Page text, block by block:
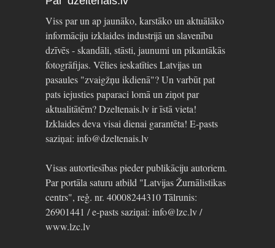
Viss par un ap jaunāko, karstāko un aktuālāko
informāciju izklaides industrijā un slavenību
dzīvēs - skandāli, stāsti, jaunumi un pikantākās
fotogrāfijas. Vēlies ieskatīties Latvijas un
pasaules "zvaigžņu ikdienā"? Un varbūt pat
pats iejusties paparaci lomā un ziņot par
aktualitātēm? Dzeltenais.lv ir īstā vieta!
Izklaides deva visai dienai garantēta! E-pasts
saziņai: info@dzeltenais.lv
Visas autortiesības pieder publikāciju autoriem.
Par portāla saturu atbild "Latvijas Žurnālistikas
centrs", reģ. nr. 40008244310 Tālrunis:
26901441 / e-pasts saziņai: info@lzc.lv /
www.lzc.lv